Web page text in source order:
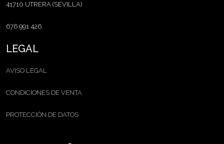
41710 UTRERA (SEVILLA)
676 991 426
LEGAL
AVISO LEGAL
CONDICIONES DE VENTA
PROTECCIÓN DE DATOS